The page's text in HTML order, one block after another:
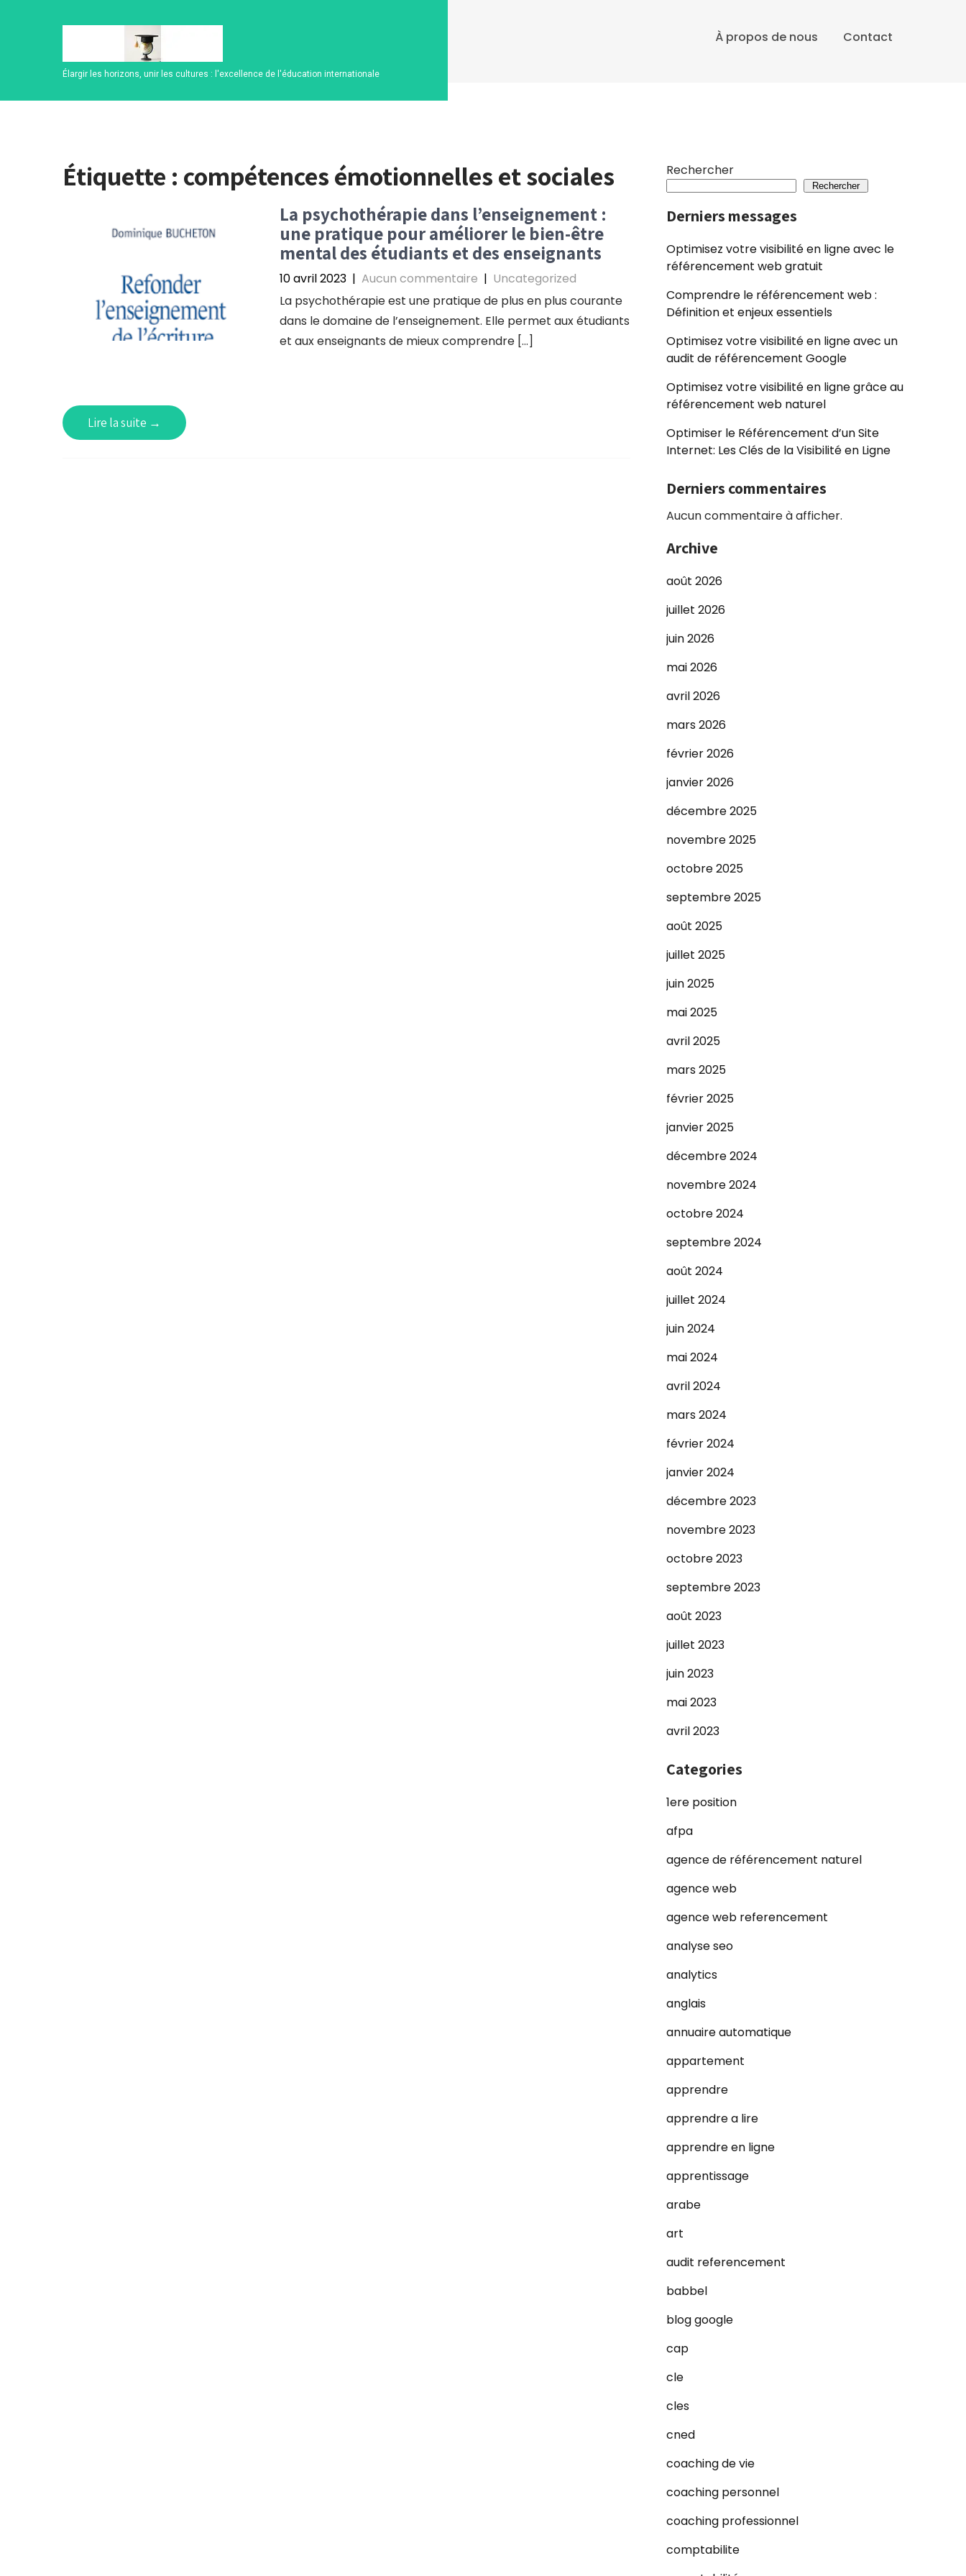
Élargir les horizons, unir les cultures : l'excellence de l'éducation internationale
À propos de nous Contact
Étiquette : compétences émotionnelles et sociales
La psychothérapie dans l’enseignement :
une pratique pour améliorer le bien-être
mental des étudiants et des enseignants
10 avril 2023 | Aucun commentaire | Uncategorized
La psychothérapie est une pratique de plus en plus courante
dans le domaine de l’enseignement. Elle permet aux étudiants
et aux enseignants de mieux comprendre […]
Lire la suite →
Rechercher
Rechercher
Derniers messages
Optimisez votre visibilité en ligne avec le
référencement web gratuit
Comprendre le référencement web :
Définition et enjeux essentiels
Optimisez votre visibilité en ligne avec un
audit de référencement Google
Optimisez votre visibilité en ligne grâce au
référencement web naturel
Optimiser le Référencement d’un Site
Internet: Les Clés de la Visibilité en Ligne
Derniers commentaires
Aucun commentaire à afficher.
Archive
août 2026
juillet 2026
juin 2026
mai 2026
avril 2026
mars 2026
février 2026
janvier 2026
décembre 2025
novembre 2025
octobre 2025
septembre 2025
août 2025
juillet 2025
juin 2025
mai 2025
avril 2025
mars 2025
février 2025
janvier 2025
décembre 2024
novembre 2024
octobre 2024
septembre 2024
août 2024
juillet 2024
juin 2024
mai 2024
avril 2024
mars 2024
février 2024
janvier 2024
décembre 2023
novembre 2023
octobre 2023
septembre 2023
août 2023
juillet 2023
juin 2023
mai 2023
avril 2023
Categories
1ere position
afpa
agence de référencement naturel
agence web
agence web referencement
analyse seo
analytics
anglais
annuaire automatique
appartement
apprendre
apprendre a lire
apprendre en ligne
apprentissage
arabe
art
audit referencement
babbel
blog google
cap
cle
cles
cned
coaching de vie
coaching personnel
coaching professionnel
comptabilite